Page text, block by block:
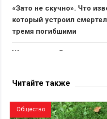
«Зато не скучно». Что
который устроил
тремя погибшими
Жительница Ракова
Читайте также
Общество